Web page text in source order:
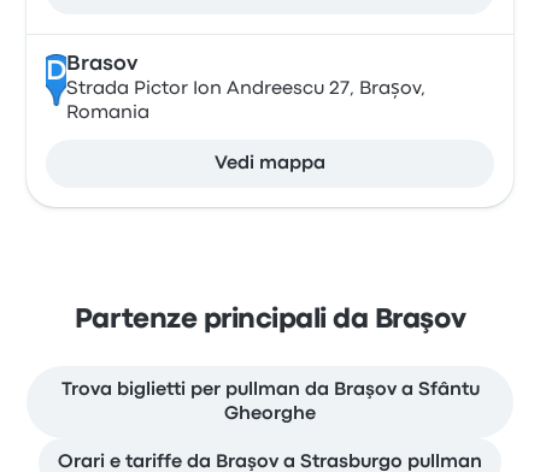
DBrasov
Strada Pictor Ion Andreescu 27, Brașov,
Romania
Vedi mappa
Partenze principali da Braşov
Trova biglietti per pullman da Braşov a Sfântu
Gheorghe
Orari e tariffe da Braşov a Strasburgo pullman